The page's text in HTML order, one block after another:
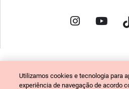
PORTAL DE
Utilizamos cookies e tecnologia para
experiência de navegação de acordo